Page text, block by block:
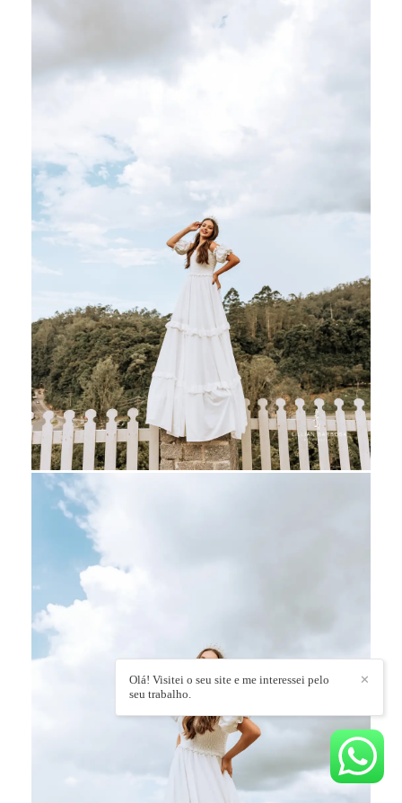
✕
Olá! Visitei o seu site e me interessei pelo
seu trabalho.